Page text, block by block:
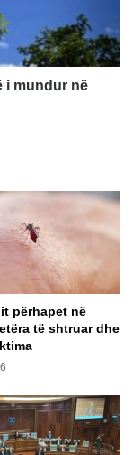
i mundur në
përhapet në
të shtruar dhe